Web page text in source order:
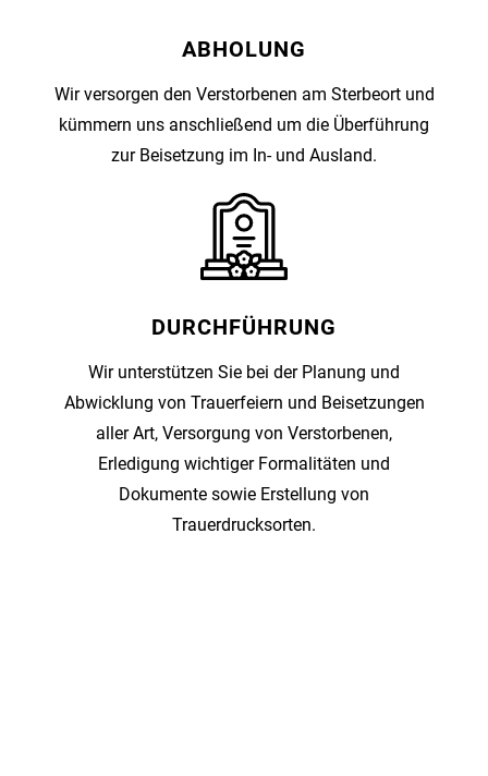
ABHOLUNG
Wir versorgen den Verstorbenen am Sterbeort und
kümmern uns anschließend um die Überführung
zur Beisetzung im In- und Ausland.
DURCHFÜHRUNG
Wir unterstützen Sie bei der Planung und
Abwicklung von Trauerfeiern und Beisetzungen
aller Art, Versorgung von Verstorbenen,
Erledigung wichtiger Formalitäten und
Dokumente sowie Erstellung von
Trauerdrucksorten.